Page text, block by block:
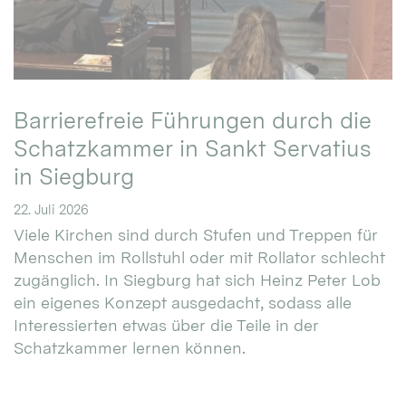
Barrierefreie Führungen durch die
Schatzkammer in Sankt Servatius
in Siegburg
22. Juli 2026
Viele Kirchen sind durch Stufen und Treppen für
Menschen im Rollstuhl oder mit Rollator schlecht
zugänglich. In Siegburg hat sich Heinz Peter Lob
ein eigenes Konzept ausgedacht, sodass alle
Interessierten etwas über die Teile in der
Schatzkammer lernen können.